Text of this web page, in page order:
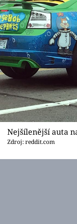
Nejšílenější auta
Zdroj: reddit.com